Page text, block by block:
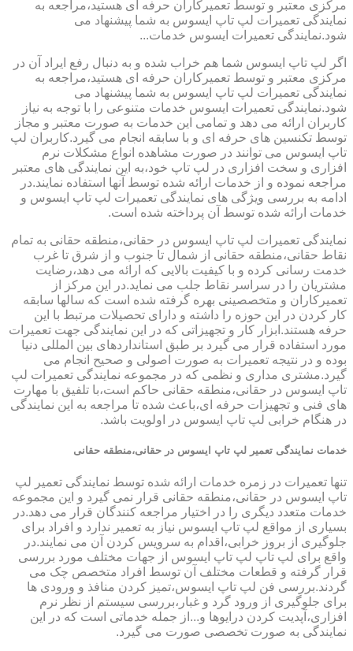
مرکزی معتبر و توسط تعمیرکاران حرفه ای هستید،مراجعه به
نمایندگی تعمیرات لپ تاپ ایسوس به شما پیشنهاد می
شود.نمایندگی تعمیرات ایسوس خدمات...
اگر لپ تاپ ایسوس شما هم خراب شده و به دنبال رفع ایراد آن در
مرکزی معتبر و توسط تعمیرکاران حرفه ای هستید،مراجعه به
نمایندگی تعمیرات لپ تاپ ایسوس به شما پیشنهاد می
شود.نمایندگی تعمیرات ایسوس خدمات متنوعی را با توجه به نیاز
کاربران ارائه می دهد و تمامی این خدمات به صورت معتبر و مجاز
توسط تکنسین های حرفه ای و با سابقه انجام می گیرد.کاربران لپ
تاپ ایسوس می توانند در صورت مشاهده انواع مشکلات نرم
افزاری و سخت افزاری در لپ تاپ خود،به این نمایندگی های معتبر
مراجعه نموده و از خدمات ارائه شده توسط آنها استفاده نمایند.در
ادامه به بررسی ویژگی های نمایندگی تعمیرات لپ تاپ ایسوس و
خدمات ارائه شده توسط آن پرداخته شده است.
نمایندگی تعمیرات لپ تاپ ایسوس در حقانی،منطقه حقانی به تمام
نقاط حقانی،منطقه حقانی از شمال تا جنوب و از شرق تا غرب
خدمت رسانی کرده و با کیفیت بالایی که ارائه می دهد،رضایت
مشتریان را در سراسر نقاط جلب می نماید.در این مرکز از
تعمیرکاران و متخصصینی بهره گرفته شده است که سالها سابقه
کار کردن در این حوزه را داشته و دارای تحصیلات مرتبط با این
حرفه هستند.ابزار کار و تجهیزاتی که در این نمایندگی جهت تعمیرات
مورد استفاده قرار می گیرد بر طبق استانداردهای بین المللی دنیا
بوده و در نتیجه تعمیرات به صورت اصولی و صحیح انجام می
گیرد.مشتری مداری و نظمی که در مجموعه نمایندگی تعمیرات لپ
تاپ ایسوس در حقانی،منطقه حقانی حاکم است،با تلفیق با مهارت
های فنی و تجهیزات حرفه ای،باعث شده تا مراجعه به این نمایندگی
در هنگام خرابی لپ تاپ ایسوس در اولویت باشد.
خدمات نمایندگی تعمیر لپ تاپ ایسوس در حقانی،منطقه حقانی
تنها تعمیرات در زمره خدمات ارائه شده توسط نمایندگی تعمیر لپ
تاپ ایسوس در حقانی،منطقه حقانی قرار نمی گیرد و این مجموعه
خدمات متعدد دیگری را در اختیار مراجعه کنندگان قرار می دهد.در
بسیاری از مواقع لپ تاپ ایسوس نیاز به تعمیر ندارد و افراد برای
جلوگیری از بروز خرابی،اقدام به سرویس کردن آن می نمایند.در
واقع برای لپ تاپ لپ تاپ ایسوس از جهات مختلف مورد بررسی
قرار گرفته و قطعات مختلف آن توسط افراد متخصص چک می
گردند.بررسی فن لپ تاپ ایسوس،تمیز کردن منافذ و ورودی ها
برای جلوگیری از ورود گرد و غبار،بررسی سیستم از نظر نرم
افزاری،آپدیت کردن درایوها و...از جمله خدماتی است که در این
نمایندگی به صورت تخصصی صورت می گیرد.